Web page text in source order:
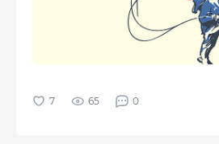
65 0